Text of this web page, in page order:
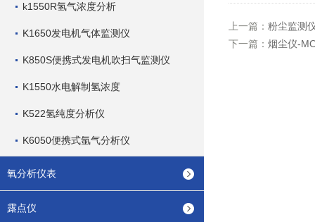
k1550R氢气浓度分析
K1650发电机气体监测仪
K850S便携式发电机吹扫气监测仪
K1550水电解制氢浓度
K522氢纯度分析仪
K6050便携式氩气分析仪
氧分析仪表
露点仪
上一篇： 粉尘监测
下一篇： 烟尘仪-